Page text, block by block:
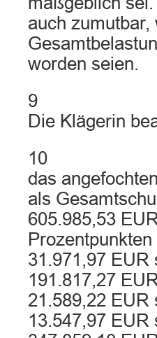
auch
worden seien.
9
Die Klägerin
10
das
als
605.985,53
31.971,97 EUR
191.817,27
21.589,22 EUR
13.547,97 EUR